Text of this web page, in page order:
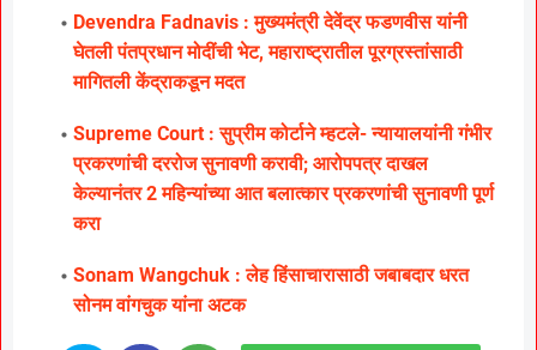
Devendra Fadnavis : मुख्यमंत्री देवेंद्र फडणवीस यांनी
घेतली पंतप्रधान मोदींची भेट, महाराष्ट्रातील पूरग्रस्तांसाठी
मागितली केंद्राकडून मदत
Supreme Court : सुप्रीम कोर्टाने म्हटले- न्यायालयांनी गंभीर
प्रकरणांची दररोज सुनावणी करावी; आरोपपत्र दाखल
केल्यानंतर 2 महिन्यांच्या आत बलात्कार प्रकरणांची सुनावणी पूर्ण
करा
Sonam Wangchuk : लेह हिंसाचारासाठी जबाबदार धरत
सोनम वांगचुक यांना अटक